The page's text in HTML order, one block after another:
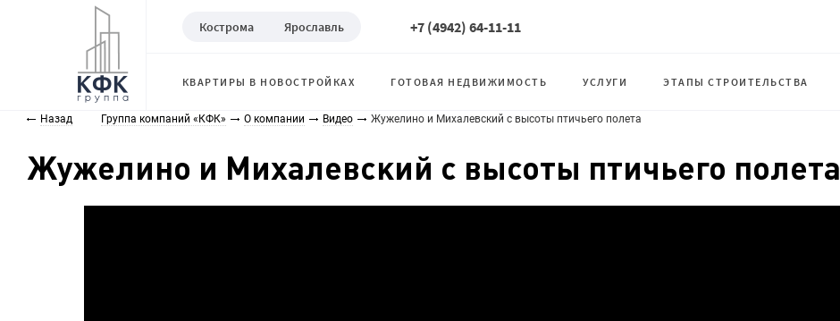
Кострома Ярославль +7 (4942) 64-11-11
КВАРТИРЫ В НОВОСТРОЙКАХ ГОТОВАЯ НЕДВИЖИМОСТЬ УСЛУГИ ЭТАПЫ СТРОИТЕЛЬСТВА
Назад Группа компаний «КФК» О компании Видео Жужелино и Михалевский с высоты птичьего полета
Жужелино и Михалевский с высоты птичьего полета